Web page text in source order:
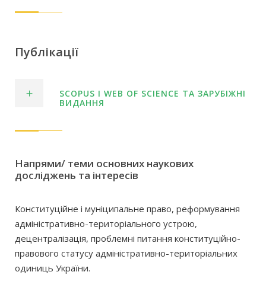
Публікації
SСOPUS І WEB OF SCIENCE ТА ЗАРУБІЖНІ
ВИДАННЯ
Напрями/ теми основних наукових
досліджень та інтересів
Конституційне і муніципальне право, реформування
адміністративно-територіального устрою,
децентралізація, проблемні питання конституційно-
правового статусу адміністративно-територіальних
одиниць України.